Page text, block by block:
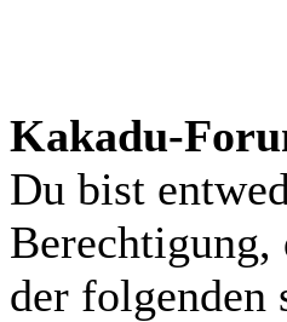
Kakadu-
Du bist
Berechtigung,
der folgenden